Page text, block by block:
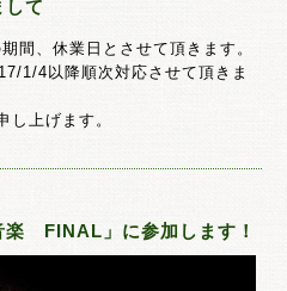
して
間、休業日とさせて頂きます。
1/4以降順次対応させて頂きま
し上げます。
楽 FINAL」に参加します！